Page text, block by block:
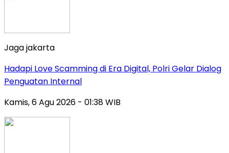
Jaga jakarta
Hadapi Love Scamming di Era Digital, Polri Gelar Dialog
Penguatan Internal
Kamis, 6 Agu 2026 - 01:38 WIB